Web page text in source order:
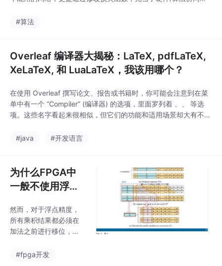
度之间的转换，rad2de
形参为Eigen矩阵的函
角度或角度-
放率的、权重简单的形态，从而完美契合其 ASIC 芯片的低功耗特
#算法
Overleaf 编译器大揭秘：LaTeX, pdfLaTeX,
XeLaTeX, 和 LuaLaTeX，我该用哪个？
在使用 Overleaf 撰写论文、报告或书籍时，你可能会注意到在菜
单中有一个 “Compiler” (编译器) 的选项，里面罗列着 、、 等选
项。这些名字看起来很相似，但它们的功能和适用场景却大有不
多语言、特殊字体和复杂图形时。本文将深入探讨这几个主流 LaT
#java #开发语言
为什么FPGA中
一般不使用浮点
然而，对于浮点精度，
所有乘积结果都必须在
加法之前进行移位，这
联电路进行优化。本文
#fpga开发